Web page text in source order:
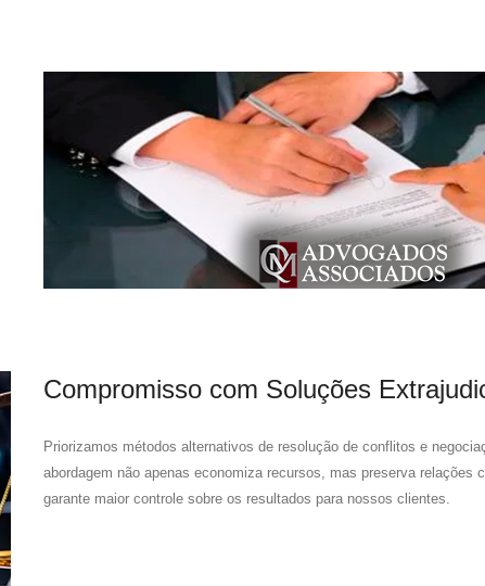
Compromisso com Soluções
Priorizamos métodos alternativos de resolução de conflitos e
abordagem não apenas economiza recursos, mas preserva relações
garante maior controle sobre os resultados para nossos clientes.